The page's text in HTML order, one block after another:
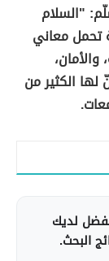
"السلام
تحمل معاني
والأمان،
لها الكثير من
لديك
البحث.